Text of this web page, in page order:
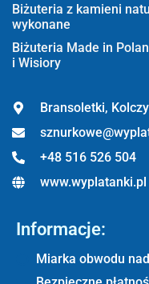
Biżuteria z kamieni
wykonane
Biżuteria Made in
i Wisiory
Bransoletki,
+48 516 526 504
www.wyplatanki.pl
Informacje:
Miarka obwodu